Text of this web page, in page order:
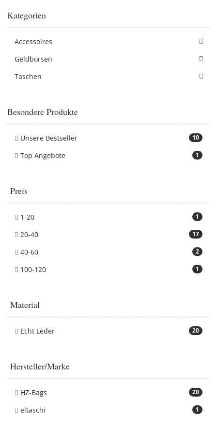
Kategorien
Accessoires
Geldbörsen
Taschen
Besondere Produkte
10
Unsere Bestseller
1
Top Angebote
Preis
1
1-20
17
20-40
2
40-60
1
100-120
Material
20
Echt Leder
Hersteller/Marke
20
HZ-Bags
1
eltaschi